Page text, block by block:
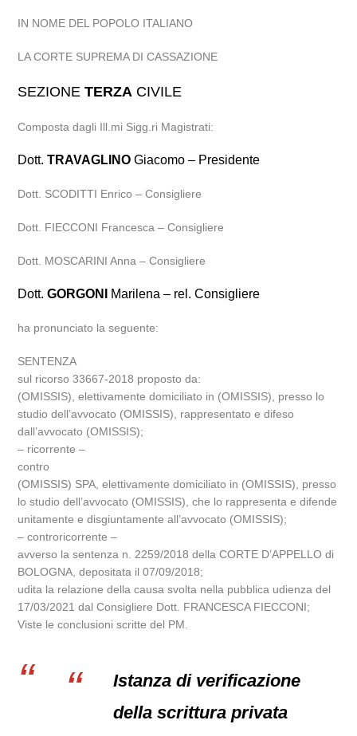
IN NOME DEL POPOLO ITALIANO
LA CORTE SUPREMA DI CASSAZIONE
SEZIONETERZA CIVILE
Composta dagli Ill.mi Sigg.ri Magistrati:
Dott.TRAVAGLINO Giacomo – Presidente
Dott. SCODITTI Enrico – Consigliere
Dott. FIECCONI Francesca – Consigliere
Dott. MOSCARINI Anna – Consigliere
Dott.GORGONI Marilena – rel. Consigliere
ha pronunciato la seguente:
SENTENZA
sul ricorso 33667-2018 proposto da:
(OMISSIS), elettivamente domiciliato in (OMISSIS), presso lo
studio dell’avvocato (OMISSIS), rappresentato e difeso
dall’avvocato (OMISSIS);
– ricorrente –
contro
(OMISSIS) SPA, elettivamente domiciliato in (OMISSIS), presso
lo studio dell’avvocato (OMISSIS), che lo rappresenta e difende
unitamente e disgiuntamente all’avvocato (OMISSIS);
– controricorrente –
avverso la sentenza n. 2259/2018 della CORTE D’APPELLO di
BOLOGNA, depositata il 07/09/2018;
udita la relazione della causa svolta nella pubblica udienza del
17/03/2021 dal Consigliere Dott. FRANCESCA FIECCONI;
Viste le conclusioni scritte del PM.
Istanza di verificazione
della scrittura privata